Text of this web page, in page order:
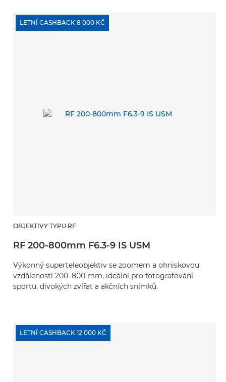
LETNÍ CASHBACK 8 000 KČ
OBJEKTIVY TYPU RF
RF 200-800mm F6.3-9 IS USM
Výkonný superteleobjektiv se zoomem a ohniskovou
vzdáleností 200–800 mm, ideální pro fotografování
sportu, divokých zvířat a akčních snímků.
LETNÍ CASHBACK 12 000 KČ